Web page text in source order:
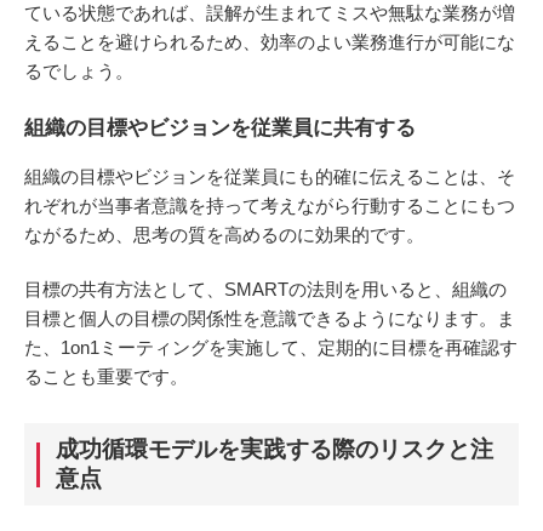
ている状態であれば、誤解が生まれてミスや無駄な業務が増
えることを避けられるため、効率のよい業務進行が可能にな
るでしょう。
組織の目標やビジョンを従業員に共有する
組織の目標やビジョンを従業員にも的確に伝えることは、そ
れぞれが当事者意識を持って考えながら行動することにもつ
ながるため、思考の質を高めるのに効果的です。
目標の共有方法として、SMARTの法則を用いると、組織の
目標と個人の目標の関係性を意識できるようになります。ま
た、1on1ミーティングを実施して、定期的に目標を再確認す
ることも重要です。
成功循環モデルを実践する際のリスクと注
意点